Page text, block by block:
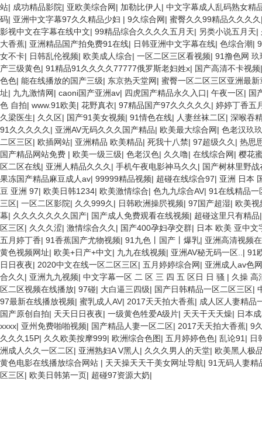
站| 成功精品影院| 亚欧美综合网| 加勒比伊人 | 中文字幕成人乱码熟女精
码| 亚洲中文字幕97久久精品少妇 | 9久综合网| 蜜臀久久99精品久久久久
影视中文在字幕在线中文| 99精品综合久久久久五月天| 另类小说五月天|
大香蕉| 亚洲精品国产拍免费91在线| 日韩亚洲中文字幕在线| 色综合潮|
女不卡| 日韩乱伦视频| 欧美成人综合| 一区二区三区看视频| 91撸色网 玖
产三级黄色| 91精品91久久久久77777俄罗斯老妇姓x| 国产高清不卡视频
色色| 能在线播放的国产三级| 东京热天堂网| 蜜臀一区二区三区亚洲最
址| 九九激情网| caoni国产亚洲av| 四虎国产精品永久入口| 午夜一区| 国
色 自拍| www.91欧美| 花野真衣| 97精品国产97久久久久久 | 婷婷丁香五
久梁医生| 久久区| 国产91美女视频| 91情色在线| 人妻丝袜二区| 深喉吞
91久久久久久 | 亚洲AV无码久久久国产精品| 欧美最大综合网| 色老汉玖
二区三区| 欧插网站| 亚洲精品 欧美精品| 死我十八禁| 97超级久久 | 热思
国产精品网站免费 | 欧美一级三级| 色老汉色| 久久噜| 在线综合网| 樱花
区二区在线| 亚洲人精品久久久 | 手机午夜电影神马久久 | 国产树林里野战
果冻国产精品麻豆成人av| 99999精品视频| 超碰在线综合97| 亚洲 日本
豆 亚洲 97| 欧美日韩1234| 欧美激情综合| 色九九综合AV| 91在线精品一
三区| 一区二区影院| 久久999久 | 日韩欧洲操屄视频| 97国产超湿| 欧美视
幕| 久久久久久久久国产| 国产成人免费观看在线视频| 超碰这里只有精品
区三区| 久久久涩| 激情综合久久 | 国产400孕妇孕交群| 日本 欧美 亚中文
五月婷丁香| 91香蕉国产尤物视频| 91九色丨国产丨爆乳| 亚洲高清视频
黄色视频网址| 欧美+日产+中文| 九九在线视频| 亚洲AV秘无码一区.. | 91
日日夜夜| 2020中文在线一区二区三区| 五月婷婷综合网| 亚洲成人av色网
合久久 | 亚洲九九视频| 中文字幕一区 二 区 三 四 五 区日 日 骚 | 久操 高
区二区视频在线播放| 97碰| 大白逼三四级| 国产日韩精品一区二区三区|
97最新在线播放视频| 蜜乳成人AV| 2017天天拍大香蕉| 成人区人妻精品
国产原创自拍| 天天日日夜夜| 一级黄色牲爱A级片| 天天干天天燥| 日本
xxxx| 亚州免费啪啪视频| 国产精品人妻一区二区| 2017天天拍大香蕉| 9
久久久15P| 久久欧美按摩999| 欧洲综合色图| 五月婷婷色色| 乱论91 | 日
洲成人久久一区二区| 亚洲熟妇A V黑人 | 久久久男人的天堂| 欧美黑人极
黄色电影在线播放综合网站 | 天天操天天干美女网址导航| 91无码人妻精
区三区| 欧美日韩第一页| 超碰97资源大奶|